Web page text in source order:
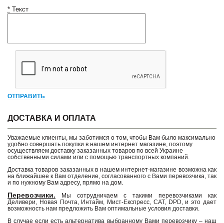
* Текст
ОТПРАВИТЬ
ДОСТАВКА И ОПЛАТА
Уважаемые клиенты, мы заботимся о том, чтобы Вам было максимально
удобно совершать покупки в нашем интернет магазине, поэтому
осуществляем доставку заказанных товаров по всей Украине
собственными силами или с помощью транспортных компаний.
Доставка товаров заказанных в нашем интернет-магазине возможна как
на ближайшее к Вам отделение, согласованного с Вами перевозчика, так
и по нужному Вам адресу, прямо на дом.
Перевозчики. Мы сотрудничаем с такими перевозчиками как
Деливери, Новая Почта, Интайм, Мист-Експресс, САТ, DPD, и это дает
возможность нам предложить Вам оптимальные условия доставки.
В случае если есть альтернатива выбранному Вами перевозчику – наш